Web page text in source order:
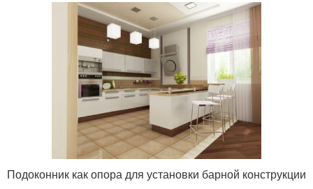
Подоконник как опора для установки барной конструкции